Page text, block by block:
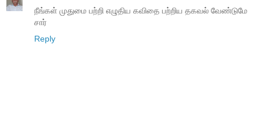
நீங்கள் முதுமை பற்றி எழுதிய கவிதை பற்றிய தகவல் வேண்டுமே
சார்
Reply